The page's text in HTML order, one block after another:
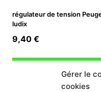
Gérer le
cookies
régulateur de tension
ludix
9,40 €